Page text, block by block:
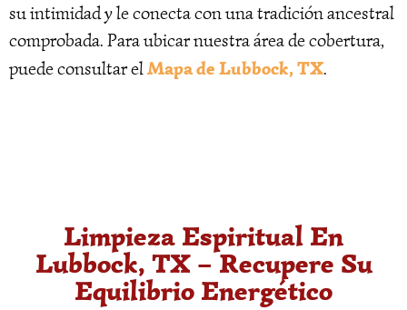
su intimidad y le conecta con una tradición ancestral
comprobada. Para ubicar nuestra área de cobertura,
puede consultar elMapa de Lubbock, TX.
Limpieza Espiritual En
Lubbock, TX – Recupere Su
Equilibrio Energético